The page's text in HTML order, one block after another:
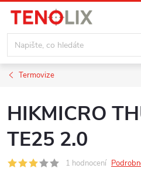
obsah
Termovize
HIKMICRO
TE25 2.0
1 hodnocení